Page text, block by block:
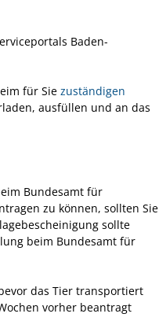
Baden-
für Sie zuständigen
ausfüllen und an das
Bundesamt für
zu können, sollten Sie
sollte
beim Bundesamt für
das Tier transportiert
vorher beantragt